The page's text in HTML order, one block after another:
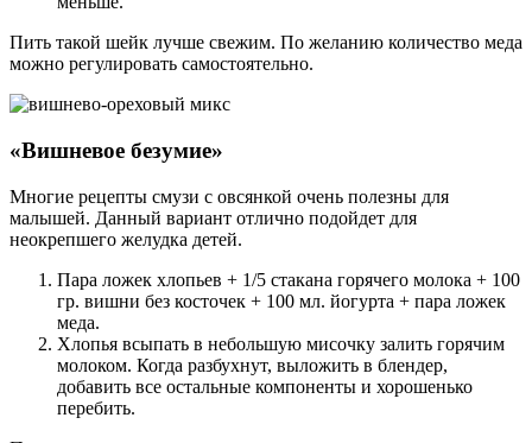
Пить такой шейк лучше свежим. По желанию количество меда
можно регулировать самостоятельно.
«Вишневое безумие»
Многие рецепты смузи с овсянкой очень полезны для
малышей. Данный вариант отлично подойдет для
неокрепшего желудка детей.
Пара ложек хлопьев + 1/5 стакана горячего молока + 100
гр. вишни без косточек + 100 мл. йогурта + пара ложек
меда.
Хлопья всыпать в небольшую мисочку залить горячим
молоком. Когда разбухнут, выложить в блендер,
добавить все остальные компоненты и хорошенько
перебить.